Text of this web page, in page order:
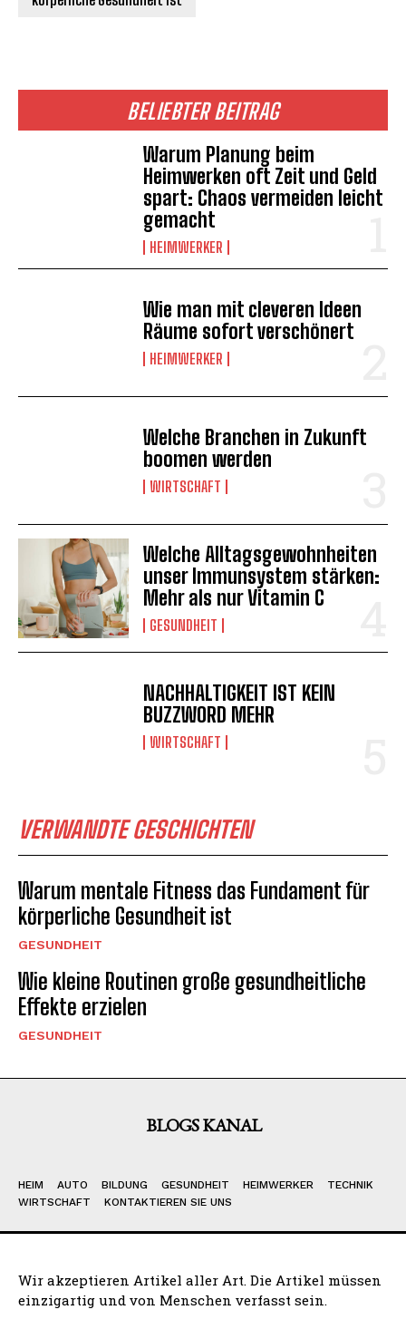
BELIEBTER BEITRAG
Warum Planung beim
Heimwerken oft Zeit und Geld
spart: Chaos vermeiden leicht
gemacht
HEIMWERKER
Wie man mit cleveren Ideen
Räume sofort verschönert
HEIMWERKER
Welche Branchen in Zukunft
boomen werden
WIRTSCHAFT
Welche Alltagsgewohnheiten
unser Immunsystem stärken:
Mehr als nur Vitamin C
GESUNDHEIT
NACHHALTIGKEIT IST KEIN
BUZZWORD MEHR
WIRTSCHAFT
VERWANDTE GESCHICHTEN
Warum mentale Fitness das Fundament für
körperliche Gesundheit ist
GESUNDHEIT
Wie kleine Routinen große gesundheitliche
Effekte erzielen
GESUNDHEIT
BLOGS KANAL
HEIM AUTO BILDUNG GESUNDHEIT HEIMWERKER
TECHNIK
WIRTSCHAFT
KONTAKTIEREN SIE UNS
Wir akzeptieren Artikel aller Art. Die Artikel müssen
einzigartig und von Menschen verfasst sein.